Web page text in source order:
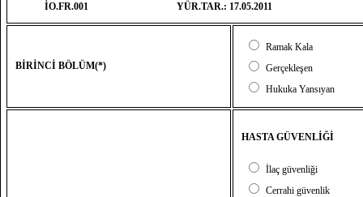
İO.FR.001 YÜR.TAR.: 17.05.2011
BİRİNCİ BÖLÜM(*)
Ramak Kala
Gerçekleşen
Hukuka Yansıyan
HASTA GÜVENLİĞİ
İlaç güvenliği
Cerrahi güvenlik